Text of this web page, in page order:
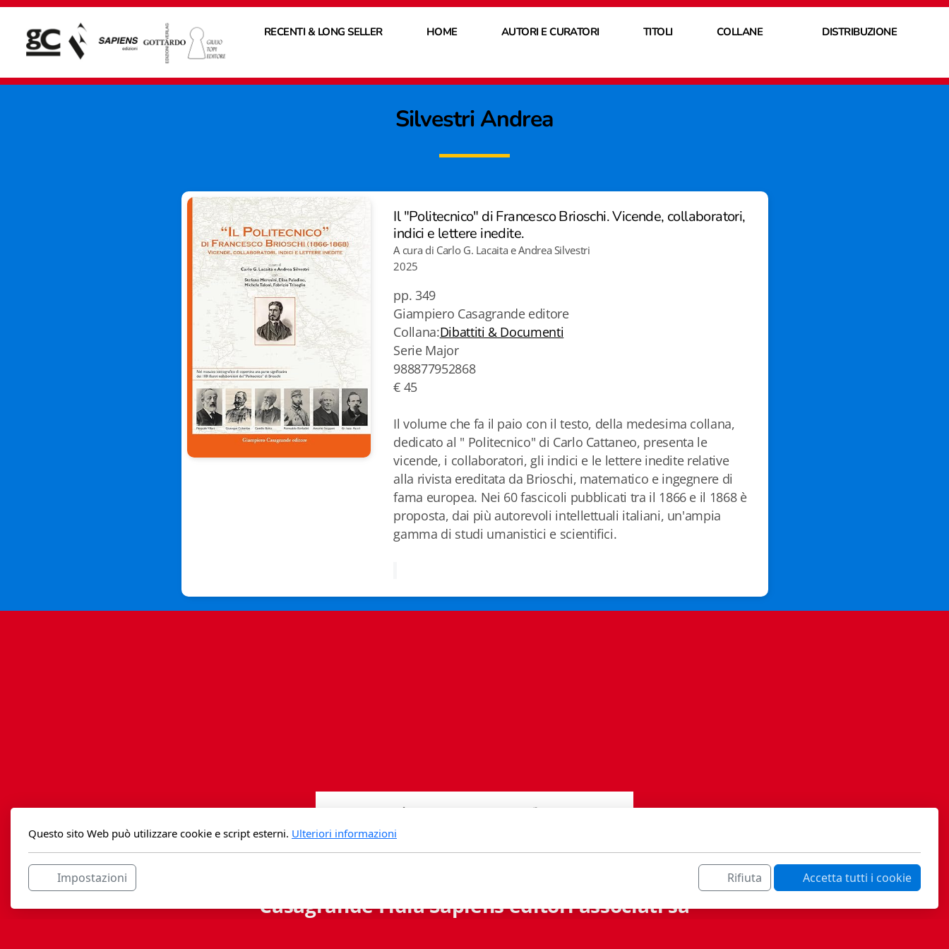
RECENTI & LONG SELLER HOME AUTORI E CURATORI TITOLI COLLANE DISTRIBUZIONE
Silvestri Andrea
Il "Politecnico" di Francesco Brioschi. Vicende, collaboratori,
indici e lettere inedite.
A cura di Carlo G. Lacaita e Andrea Silvestri
2025
pp. 349
Giampiero Casagrande editore
Collana:Dibattiti & Documenti
Serie Major
988877952868
€ 45
Il volume che fa il paio con il testo, della medesima collana,
dedicato al " Politecnico" di Carlo Cattaneo, presenta le
vicende, i collaboratori, gli indici e le lettere inedite relative
alla rivista ereditata da Brioschi, matematico e ingegnere di
fama europea. Nei 60 fascicoli pubblicati tra il 1866 e il 1868 è
proposta, dai più autorevoli intellettuali italiani, un'ampia
gamma di studi umanistici e scientifici.
Casagrande Fidia Sapiens editori associati sa
Questo sito Web può utilizzare cookie e script esterni. Ulteriori informazioni
Impostazioni Rifiuta Accetta tutti i cookie